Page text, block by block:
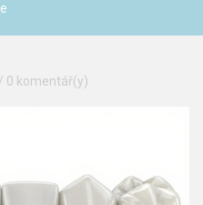
/ 0 komentář(y)